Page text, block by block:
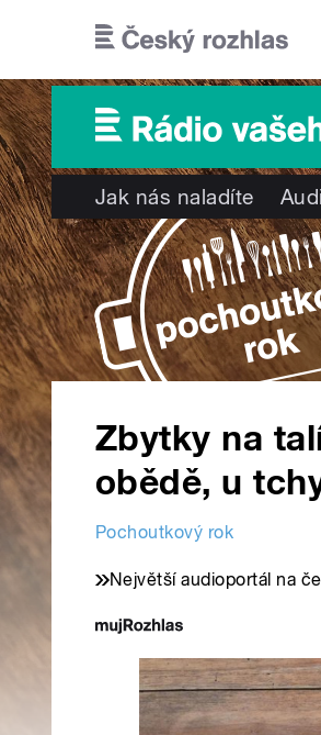
Jak nás naladíte
Zbytky na
obědě, u
Pochoutkový rok
Největší audioportál na